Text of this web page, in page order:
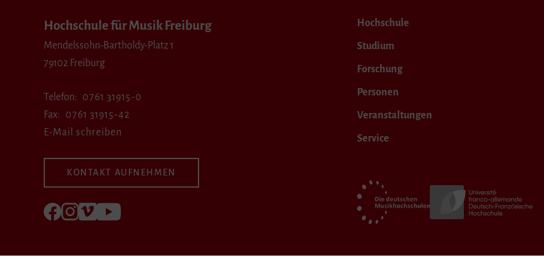
Hochschule für Musik Freiburg
Mendelssohn-Bartholdy-Platz 1
79102 Freiburg
Telefon
0761 31915-0
Fax
0761 31915-42
E-Mail schreiben
KONTAKT AUFNEHMEN
Folgen Sie uns auf Facebook
Folgen Sie uns auf Instagram
Besuchen Sie uns bei Vimeo
Hochschule
Studium
Forschung
Personen
Veranstaltungen
Service